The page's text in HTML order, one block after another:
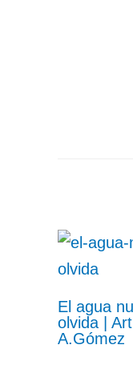
El agua
olvida |
A.Gómez